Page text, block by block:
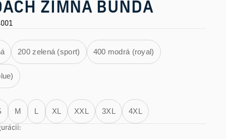
ZIMNÁ BUNDA
200 zelená (sport) 400 modrá (royal)
M L XL XXL 3XL 4XL